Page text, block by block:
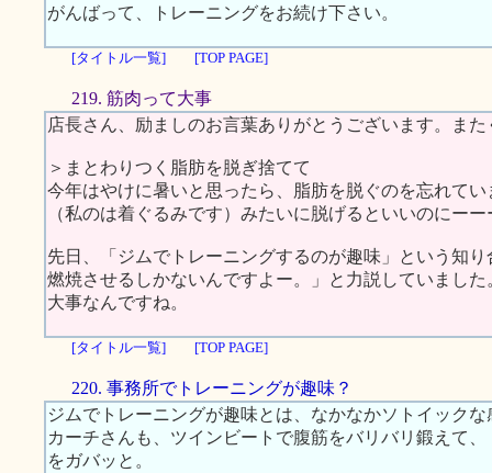
がんばって、トレーニングをお続け下さい。
[タイトル一覧] [TOP PAGE]
219. 筋肉って大事
店長さん、励ましのお言葉ありがとうございます。ま
＞まとわりつく脂肪を脱ぎ捨てて
今年はやけに暑いと思ったら、脂肪を脱ぐのを忘れて
（私のは着ぐるみです）みたいに脱げるといいのにーー
先日、「ジムでトレーニングするのが趣味」という知
燃焼させるしかないんですよー。」と力説していまし
大事なんですね。
[タイトル一覧] [TOP PAGE]
220. 事務所でトレーニングが趣味？
ジムでトレーニングが趣味とは、なかなかソトイック
カーチさんも、ツインビートで腹筋をバリバリ鍛えて
をガバッと。